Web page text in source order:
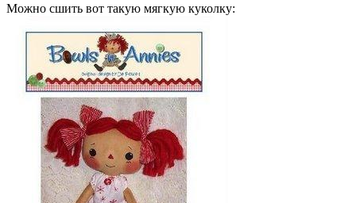
Можно сшить вот такую мягкую куколку: